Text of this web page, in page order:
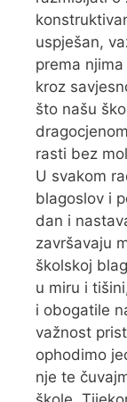
uspješan,
prema
kroz
što našu
rasti bez
U svakom
blagoslov i
dan i
završavaju
školskoj
u miru i
i obogatile
važnost
ophodimo
nje te